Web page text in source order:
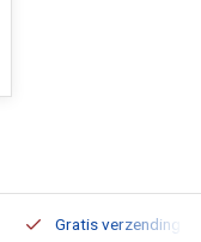
Gratis verzending